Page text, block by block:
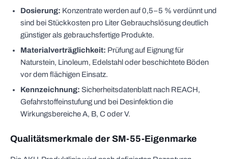
Dosierung: Konzentrate werden auf 0,5–5 % verdünnt und
sind bei Stückkosten pro Liter Gebrauchslösung deutlich
günstiger als gebrauchsfertige Produkte.
Materialverträglichkeit: Prüfung auf Eignung für
Naturstein, Linoleum, Edelstahl oder beschichtete Böden
vor dem flächigen Einsatz.
Kennzeichnung: Sicherheitsdatenblatt nach REACH,
Gefahrstoffeinstufung und bei Desinfektion die
Wirkungsbereiche A, B, C oder V.
Qualitätsmerkmale der SM-55-Eigenmarke